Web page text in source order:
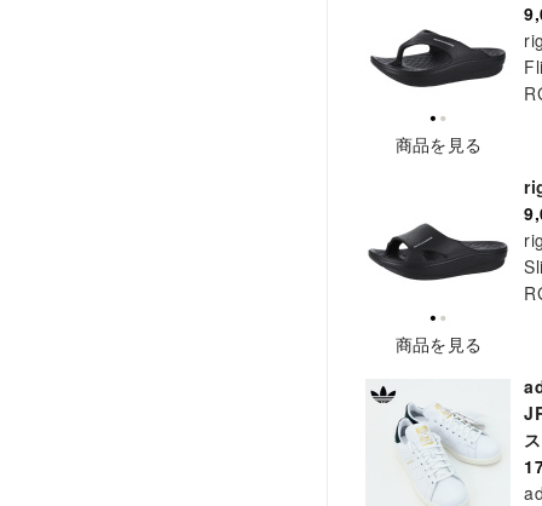
商品を見る
商品を見る